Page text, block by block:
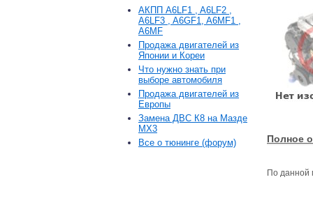
АКПП A6LF1 , A6LF2 ,
A6LF3 , A6GF1, A6MF1 ,
A6MF
Продажа двигателей из
Японии и Кореи
Что нужно знать при
выборе автомобиля
Продажа двигателей из
Европы
Замена ДВС К8 на Мазде
MX3
Все о тюнинге (форум)
Полное
По данной